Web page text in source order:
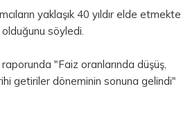
yaklaşık 40 yıldır elde etmekte
söyledi.
raporunda "Faiz oranlarında düşüş,
getiriler döneminin sonuna gelindi"